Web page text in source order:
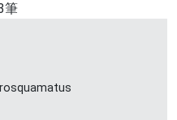
筆